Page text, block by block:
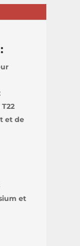
et de
et